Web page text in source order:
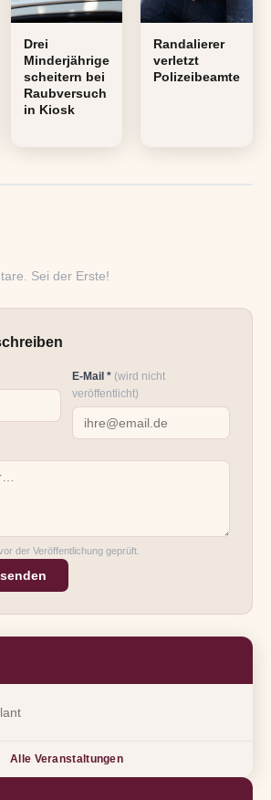
Drei
Minderjährige
scheitern bei
Raubversuch
in Kiosk
Randalierer
verletzt
Polizeibeamte
Sei der Erste!
E-Mail * (wird nicht
veröffentlicht)
der Veröffentlichung geprüft.
Alle Veranstaltungen